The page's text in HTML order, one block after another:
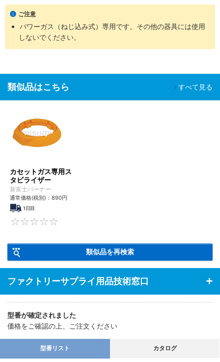
・パワーガスボンベ専用安定台
・寸法：幅110×奥行15×高さ150mm
・JANコード：4953571019451
・トラスココード：835-7660
・質量：24g
ご注意
パワーガス（ねじ込み式）専用です。その他の器具には使用
しないでください。
類似品はこちら すべて見る
カセットガス専用ス
タビライザー
新富士バーナー
通常価格(税別)： 890円
1日目
類似品を再検索
ファクトリーサプライ用品技術窓口
型番が確定されました
価格をご確認の上、ご注文ください
型番リスト カタログ